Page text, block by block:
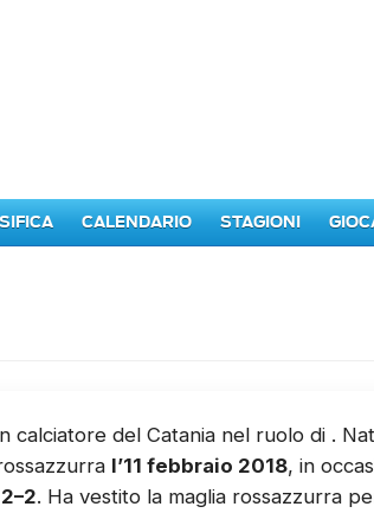
CALENDARIO STAGIONI
calciatore del Catania nel ruolo di .
l’11 febbraio 2018, in
. Ha vestito la maglia rossazzurra